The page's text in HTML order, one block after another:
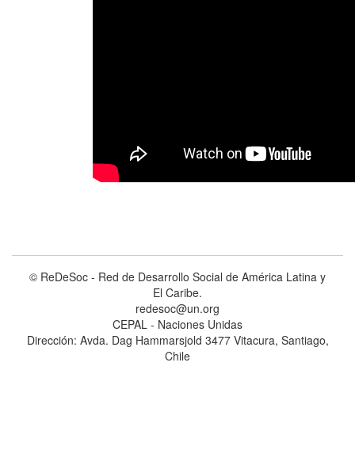
© ReDeSoc - Red de Desarrollo Social de América Latina y
El Caribe.
redesoc@un.org
CEPAL - Naciones Unidas
Dirección: Avda. Dag Hammarsjold 3477 Vitacura, Santiago,
Chile